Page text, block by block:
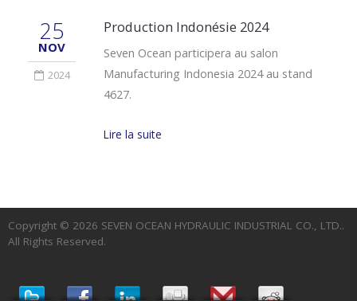
25
NOV
2024
Production Indonésie 2024
Seven Ocean participera au salon
Manufacturing Indonesia 2024 au stand
4627.
Lire la suite
Copyright © 2026 SEVEN OCEAN HYDRAULIC INDUSTRIAL CO., LTD..
All Rights Reserved.